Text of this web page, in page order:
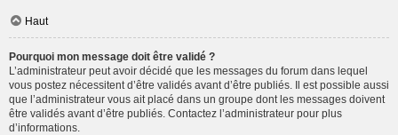
Haut
Pourquoi mon message doit être validé ?
L’administrateur peut avoir décidé que les messages du forum dans lequel
vous postez nécessitent d’être validés avant d’être publiés. Il est possible aussi
que l’administrateur vous ait placé dans un groupe dont les messages doivent
être validés avant d’être publiés. Contactez l’administrateur pour plus
d’informations.